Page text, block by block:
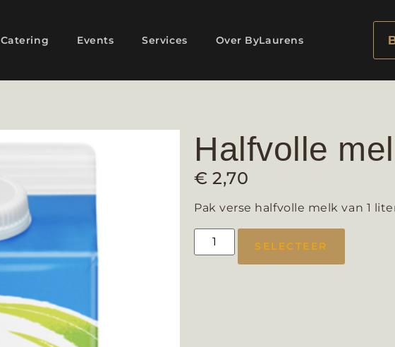
Catering Events Services Over ByLaurens
Halfvolle
€ 2,70
Pak verse halfvolle melk van 1
SELECTEER